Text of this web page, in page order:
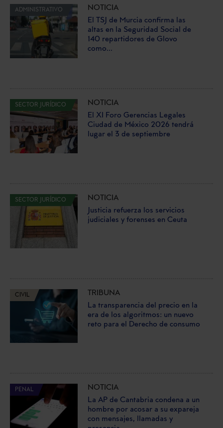
ADMINISTRATIVO
NOTICIA
El TSJ de Murcia confirma las
altas en la Seguridad Social de
140 repartidores de Glovo
como...
SECTOR JURÍDICO
NOTICIA
El XI Foro Gerencias Legales
Ciudad de México 2026 tendrá
lugar el 3 de septiembre
SECTOR JURÍDICO
NOTICIA
Justicia refuerza los servicios
judiciales y forenses en Ceuta
CIVIL
TRIBUNA
La transparencia del precio en la
era de los algoritmos: un nuevo
reto para el Derecho de consumo
PENAL
NOTICIA
La AP de Cantabria condena a un
hombre por acosar a su expareja
con mensajes, llamadas y